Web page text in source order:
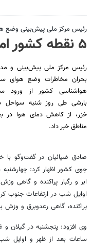
رئیس مرکز ملی پیش‌بینی وضع
۵ نقطه کشور امروز بارانی است
رئیس مرکز ملی پیش‌بینی و
بحران مخاطرات وضع هوای
هواشناسی کشور از ورود
بارشی طی روز شنبه سواحل
خزر، از کاهش دمای هوا در
مناطق خبر داد.
صادق ضیائیان در گفت‌وگو با
جوی کشور اظهار کرد: چهارشنبه
ابر و رگبار پراکنده و گاهی
اوایل شب در ارتفاعات جنوب
پراکنده، گاهی رعدوبرق و
وی افزود: پنجشنبه در گیلان
ساعات بعد از ظهر و اوایل